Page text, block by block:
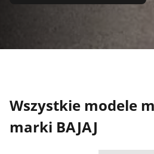
Wszystkie modele
marki BAJAJ